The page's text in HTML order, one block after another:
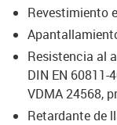
Revestimiento
Resistencia al
DIN EN
VDMA 24568,
Retardante de